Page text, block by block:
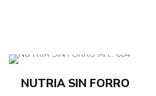
NUTRIA SIN FORRO